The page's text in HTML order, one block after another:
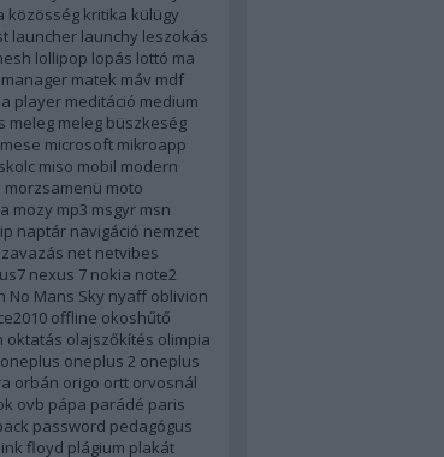
közösség kritika külügy
launcher launchy leszokás
lollipop lopás lottó ma
manager matek máv mdf
player meditáció medium
meleg meleg büszkeség
mese microsoft mikroapp
miso mobil modern
morzsamenü moto
mozy mp3 msgyr msn
naptár navigáció nemzet
net netvibes
nexus 7 nokia note2
No Mans Sky nyaff oblivion
offline okoshűtő
oktatás olajszőkítés olimpia
oneplus oneplus 2 oneplus
orbán origo ortt orvosnál
ovb pápa parádé paris
password pedagógus
floyd plágium plakát